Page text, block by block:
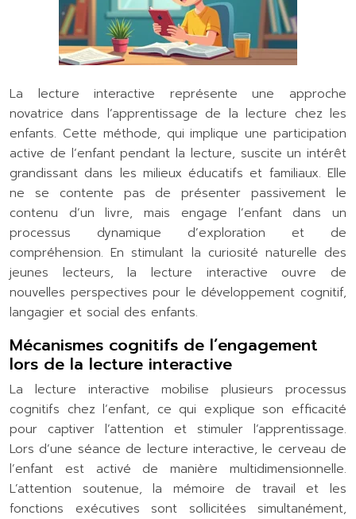
La lecture interactive représente une approche
novatrice dans l’apprentissage de la lecture chez les
enfants. Cette méthode, qui implique une participation
active de l’enfant pendant la lecture, suscite un intérêt
grandissant dans les milieux éducatifs et familiaux. Elle
ne se contente pas de présenter passivement le
contenu d’un livre, mais engage l’enfant dans un
processus dynamique d’exploration et de
compréhension. En stimulant la curiosité naturelle des
jeunes lecteurs, la lecture interactive ouvre de
nouvelles perspectives pour le développement cognitif,
langagier et social des enfants.
Mécanismes cognitifs de l’engagement
lors de la lecture interactive
La lecture interactive mobilise plusieurs processus
cognitifs chez l’enfant, ce qui explique son efficacité
pour captiver l’attention et stimuler l’apprentissage.
Lors d’une séance de lecture interactive, le cerveau de
l’enfant est activé de manière multidimensionnelle.
L’attention soutenue, la mémoire de travail et les
fonctions exécutives sont sollicitées simultanément,